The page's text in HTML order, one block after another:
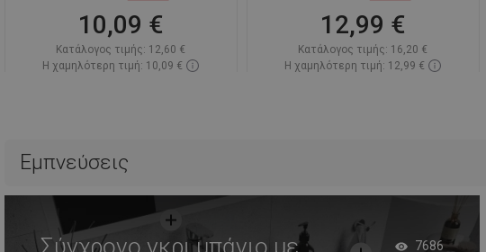
10,09 €
Κατάλογος τιμής: 12,60 €
Η χαμηλότερη τιμή: 10,09 €
12,99 €
Κατάλογος τιμής: 16,20 €
Η χαμηλότερη τιμή: 12,99 €
Εμπνεύσεις
7686